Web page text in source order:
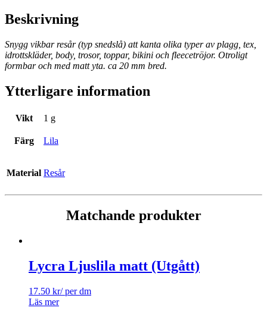
Beskrivning
Snygg vikbar resår (typ snedslå) att kanta olika typer av plagg, tex,
idrottskläder, body, trosor, toppar, bikini och fleecetröjor. Otroligt
formbar och med matt yta. ca 20 mm bred.
Ytterligare information
Vikt 1 g
Färg Lila
Material Resår
Matchande produkter
Lycra Ljuslila matt (Utgått)
17.50 kr/ per dm
Läs mer